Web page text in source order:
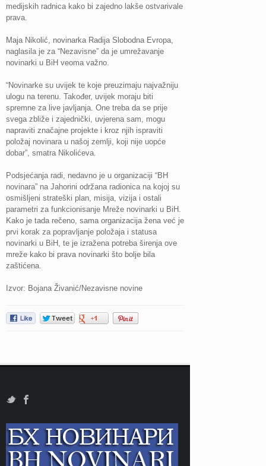
medijskih radnica kako bi zajedno lakše ostvarivale
prava.
Maja Nikolić, novinarka Radija Slobodna Evropa,
naglasila je za “Nezavisne” da je umrežavanje
novinarki u BiH veoma važno.
“Novinarke su uvijek te koje preuzimaju najvažniju
ulogu na terenu. Također, uvijek moraju biti
spremne za live javljanja. One treba da se prije
svega zbliže i zajednički, uvjerena sam, mogu
napraviti značajne projekte i kroz njih ispraviti
položaj novinara u našoj zemlji, koji nije uopće
dobar”, smatra Nikolićeva.
Podsjećanja radi, nedavno je u organizaciji “BH
novinara” na Jahorini održana radionica na kojoj su
osmišljeni strateški plan, misija, vizija i ostali
parametri za funkcionisanje Mreže novinarki u BiH.
Kako je tada rečeno, sama organizacija žena već je
prvi korak za popravljanje položaja i statusa
novinarki u BiH, te je izražena potreba širenja ove
mreže kako bi prava novinarki što bolje bila
zaštićena.
Izvor: Bojana Živanić/Nezavisne novine